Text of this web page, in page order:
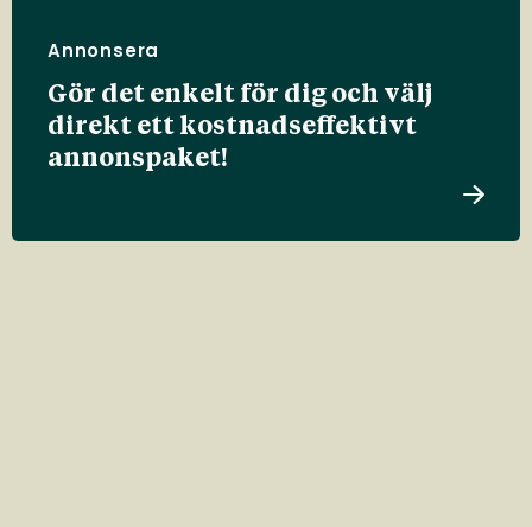
Annonsera
Gör det enkelt för dig och välj
direkt ett kostnadseffektivt
annonspaket!